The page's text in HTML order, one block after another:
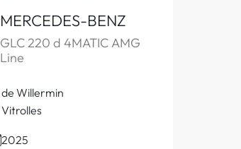
MERCEDES-BENZ
GLC 220 d 4MATIC AMG
Line
de Willermin
Vitrolles
2025